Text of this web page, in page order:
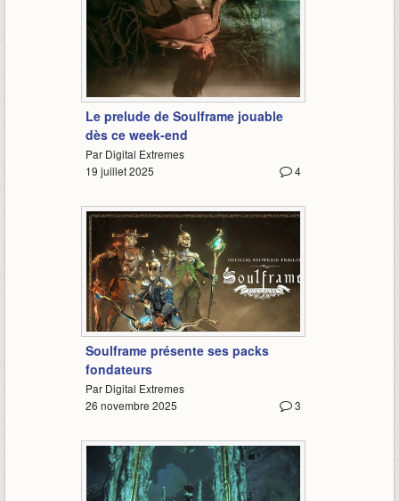
1:37
Le prelude de Soulframe jouable
dès ce week-end
Par Digital Extremes
4
19 juillet 2025
Soulframe présente ses packs
fondateurs
Par Digital Extremes
3
26 novembre 2025